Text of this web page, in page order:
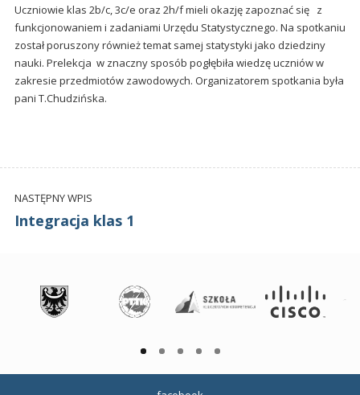
Uczniowie klas 2b/c, 3c/e oraz 2h/f mieli okazję zapoznać się z
funkcjonowaniem i zadaniami Urzędu Statystycznego. Na spotkaniu
został poruszony również temat samej statystyki jako dziedziny
nauki. Prelekcja w znaczny sposób pogłębiła wiedzę uczniów w
zakresie przedmiotów zawodowych. Organizatorem spotkania była
pani T.Chudzińska.
NASTĘPNY WPIS
Integracja klas 1